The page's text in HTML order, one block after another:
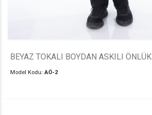
BEYAZ TOKALI BOYDAN ASKILI ÖNLÜK
Model Kodu:AÖ-2